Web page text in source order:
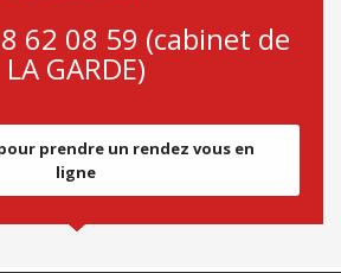
62 08 59 (cabinet de
LA GARDE)
prendre un rendez vous en
ligne